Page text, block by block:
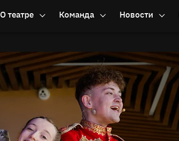
О театре Команда Новости